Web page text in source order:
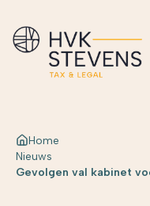
Home
Nieuws
Gevolgen val kabinet